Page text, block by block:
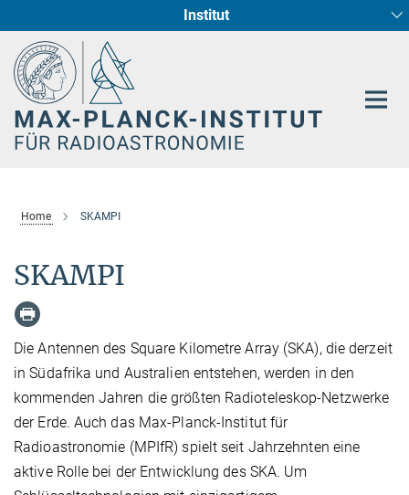
Institut
Radioastronomische Fundamentalphysik
Sternentstehung und Galaxienentwicklung
Home SKAMPI
SKAMPI
Die Antennen des Square Kilometre Array (SKA), die derzeit
in Südafrika und Australien entstehen, werden in den
kommenden Jahren die größten Radioteleskop-Netzwerke
der Erde. Auch das Max-Planck-Institut für
Radioastronomie (MPIfR) spielt seit Jahrzehnten eine
aktive Rolle bei der Entwicklung des SKA. Um